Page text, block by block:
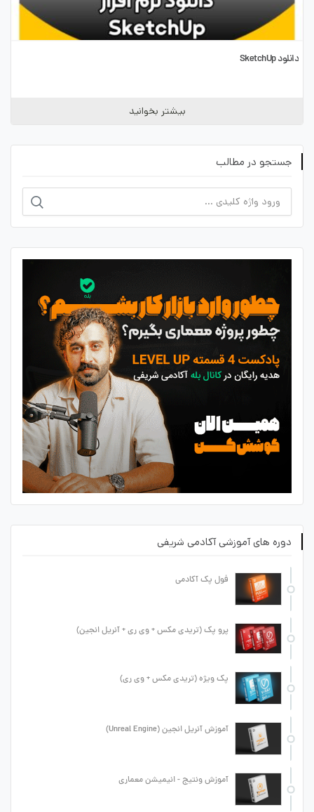
دانلود SketchUp
بیشتر بخوانید
جستجو در مطالب
دوره های آموزشی آکادمی شریفی
فول پک آکادمی
پرو پک (تریدی مکس + وی ری + آنریل انجین)
پک ویژه (تریدی مکس + وی ری)
آموزش آنریل انجین (Unreal Engine)
آموزش ونتیج - انیمیشن معماری